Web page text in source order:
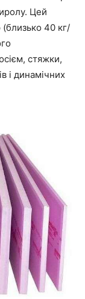
Цей
(близько 40 кг/
стяжки,
і динамічних